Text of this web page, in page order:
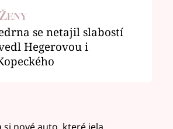
se netajil slabostí
Hegerovou i